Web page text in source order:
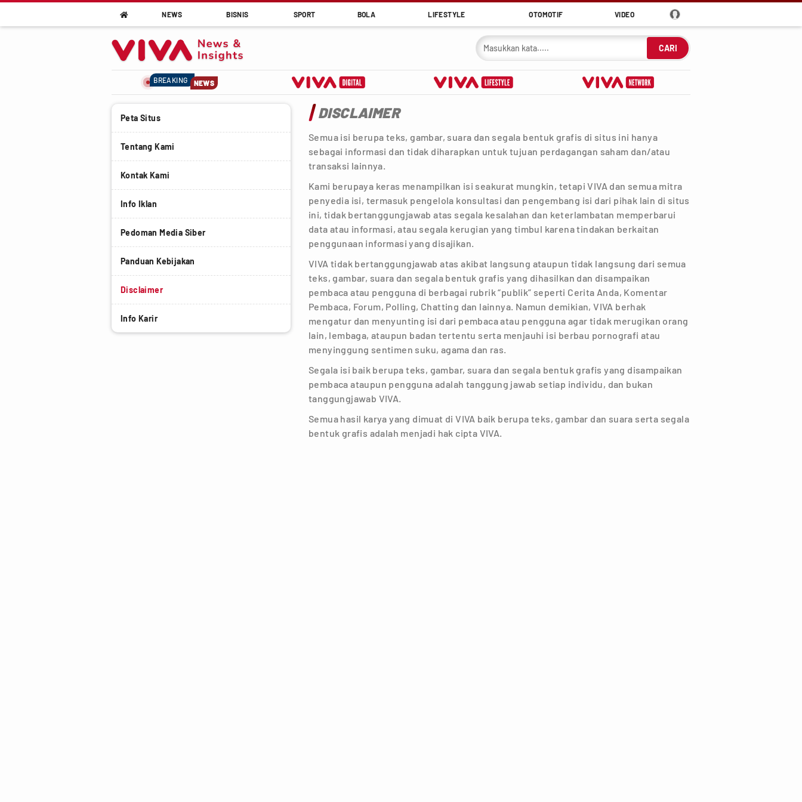
 NEWS BISNIS SPORT BOLA LIFESTYLE OTOMOTIF VIDEO
CARI
BREAKING NEWS
Peta Situs
Tentang Kami
Kontak Kami
Info Iklan
Pedoman Media Siber
Panduan Kebijakan
Disclaimer
Info Karir
DISCLAIMER
Semua isi berupa teks, gambar, suara dan segala bentuk grafis di situs ini hanya
sebagai informasi dan tidak diharapkan untuk tujuan perdagangan saham dan/atau
transaksi lainnya.
Kami berupaya keras menampilkan isi seakurat mungkin, tetapi VIVA dan semua mitra
penyedia isi, termasuk pengelola konsultasi dan pengembang isi dari pihak lain di situs
ini, tidak bertanggungjawab atas segala kesalahan dan keterlambatan memperbarui
data atau informasi, atau segala kerugian yang timbul karena tindakan berkaitan
penggunaan informasi yang disajikan.
VIVA tidak bertanggungjawab atas akibat langsung ataupun tidak langsung dari semua
teks, gambar, suara dan segala bentuk grafis yang dihasilkan dan disampaikan
pembaca atau pengguna di berbagai rubrik “publik” seperti Cerita Anda, Komentar
Pembaca, Forum, Polling, Chatting dan lainnya. Namun demikian, VIVA berhak
mengatur dan menyunting isi dari pembaca atau pengguna agar tidak merugikan orang
lain, lembaga, ataupun badan tertentu serta menjauhi isi berbau pornografi atau
menyinggung sentimen suku, agama dan ras.
Segala isi baik berupa teks, gambar, suara dan segala bentuk grafis yang disampaikan
pembaca ataupun pengguna adalah tanggung jawab setiap individu, dan bukan
tanggungjawab VIVA.
Semua hasil karya yang dimuat di VIVA baik berupa teks, gambar dan suara serta segala
bentuk grafis adalah menjadi hak cipta VIVA.